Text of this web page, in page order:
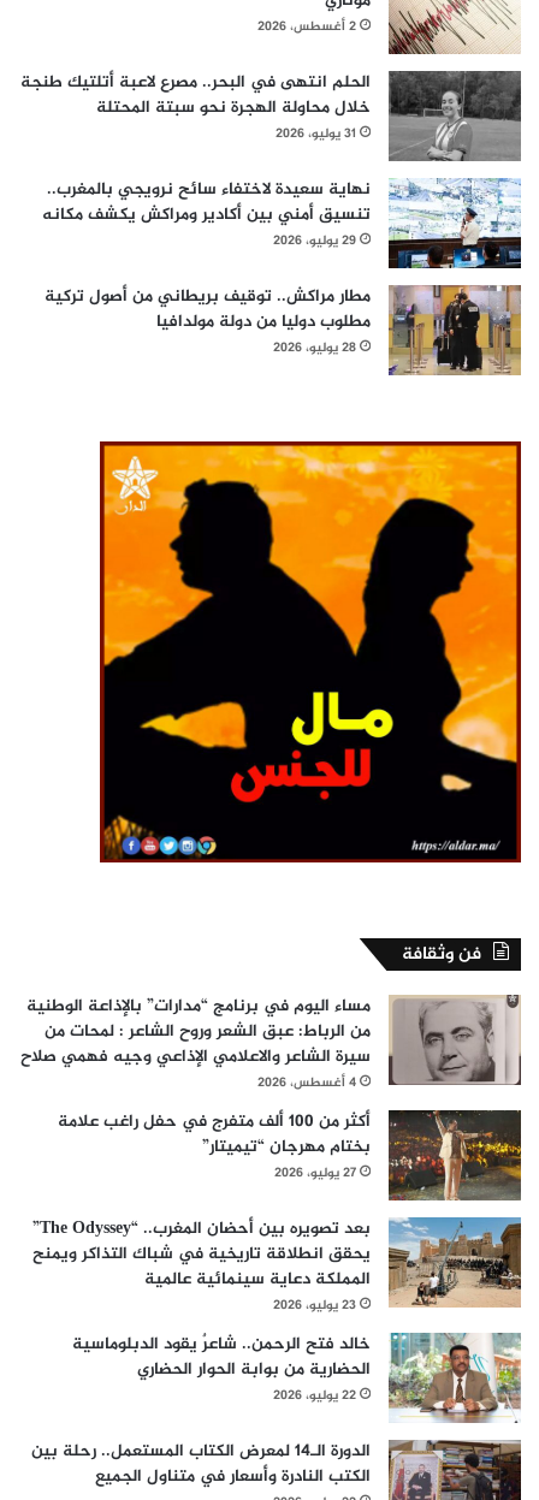
2 أغسطس، 2026
الحلم انتهى في البحر.. مصرع لاعبة أتلتيك طنجة
خلال محاولة الهجرة نحو سبتة المحتلة
31 يوليو، 2026
نهاية سعيدة لاختفاء سائح نرويجي بالمغرب..
تنسيق أمني بين أكادير ومراكش يكشف مكانه
29 يوليو، 2026
مطار مراكش.. توقيف بريطاني من أصول تركية
مطلوب دوليا من دولة مولدافيا
28 يوليو، 2026
فن وثقافة
مساء اليوم في برنامج “مدارات” بالإذاعة الوطنية
من الرباط: عبق الشعر وروح الشاعر : لمحات من
سيرة الشاعر والاعلامي الإذاعي وجيه فهمي صلاح
4 أغسطس، 2026
أكثر من 100 ألف متفرج في حفل راغب علامة
بختام مهرجان “تيميتار”
27 يوليو، 2026
بعد تصويره بين أحضان المغرب.. “The Odyssey”
يحقق انطلاقة تاريخية في شباك التذاكر ويمنح
المملكة دعاية سينمائية عالمية
23 يوليو، 2026
خالد فتح الرحمن.. شاعرٌ يقود الدبلوماسية
الحضارية من بوابة الحوار الحضاري
22 يوليو، 2026
الدورة الـ14 لمعرض الكتاب المستعمل.. رحلة بين
الكتب النادرة وأسعار في متناول الجميع